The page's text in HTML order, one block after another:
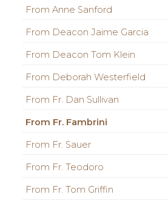
From Anne Sanford
From Deacon Jaime Garcia
From Deacon Tom Klein
From Deborah Westerfield
From Fr. Dan Sullivan
From Fr. Fambrini
From Fr. Sauer
From Fr. Teodoro
From Fr. Tom Griffin